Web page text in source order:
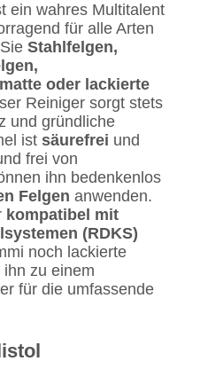
ein wahres Multitalent
für alle Arten
Stahlfelgen,
oder lackierte
Reiniger sorgt stets
und gründliche
ist säurefrei und
frei von
ihn bedenkenlos
Felgen anwenden.
kompatibel mit
(RDKS)
noch lackierte
zu einem
für die umfassende